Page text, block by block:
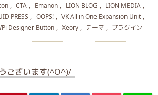
, CTA , Emanon , LION BLOG , LION MEDIA ,
PRESS , OOPS! , VK All in One Expansion Unit ,
Designer Button , Xeory , テーマ , プラグイン
ございます(^O^)/